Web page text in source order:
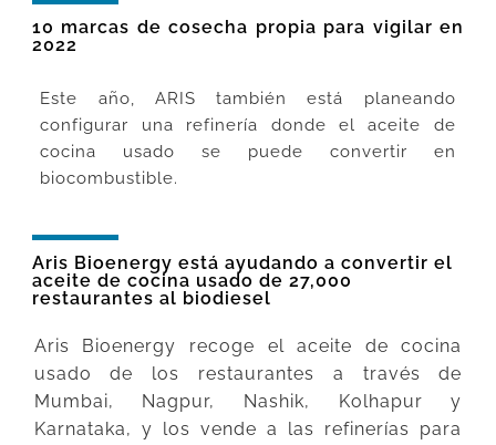
10 marcas de cosecha propia para vigilar en
2022
Este año, ARIS también está planeando
configurar una refinería donde el aceite de
cocina usado se puede convertir en
biocombustible.
Aris Bioenergy está ayudando a convertir el
aceite de cocina usado de 27,000
restaurantes al biodiesel
Aris Bioenergy recoge el aceite de cocina
usado de los restaurantes a través de
Mumbai, Nagpur, Nashik, Kolhapur y
Karnataka, y los vende a las refinerías para